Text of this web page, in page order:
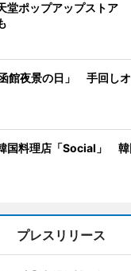
堂ポップアップストア
館夜景の日」 手回しオ
国料理店「Social」 韓
プレスリリース